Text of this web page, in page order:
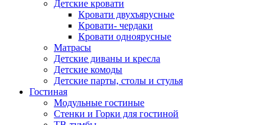
Детские кровати
Кровати двухъярусные
Кровати- чердаки
Кровати одноярусные
Матрасы
Детские диваны и кресла
Детские комоды
Детские парты, столы и стулья
Гостиная
Модульные гостиные
Стенки и Горки для гостиной